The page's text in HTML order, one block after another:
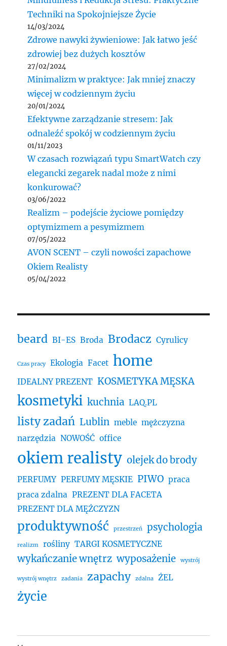
Techniki na Spokojniejsze Życie
14/03/2024
Zdrowe nawyki żywieniowe: Jak łatwo jeść
zdrowiej bez dużych kosztów
27/02/2024
Minimalizm w praktyce: Jak mniej znaczy
więcej w codziennym życiu
20/01/2024
Efektywne zarządzanie stresem: Jak
odnaleźć spokój w codziennym życiu
01/11/2023
W czasach rozwiązań typu SmartWatch czy
elegancki zegarek nadal może z nimi
konkurować?
03/06/2022
Realizm – podejście życiowe pomiędzy
optymizmem a pesymizmem
07/05/2022
AVON SCENT – czyli nowości zapachowe
Okiem Realisty
05/04/2022
beard BI-ES Broda Brodacz Cyrulicy
Czas pracy Ekologia Facet home
IDEALNY PREZENT KOSMETYKA MĘSKA
kosmetyki kuchnia LAQ.PL
listy zadań Lublin meble mężczyzna
narzędzia NOWOŚĆ office
okiem realisty olejek do brody
PERFUMY PERFUMY MĘSKIE PIWO praca
praca zdalna PREZENT DLA FACETA
PREZENT DLA MĘŻCZYZN
produktywność przestrzeń psychologia
realizm rośliny TARGI KOSMETYCZNE
wykańczanie wnętrz wyposażenie wystrój
wystrój wnętrz zadania zapachy zdalna ŻEL
życie